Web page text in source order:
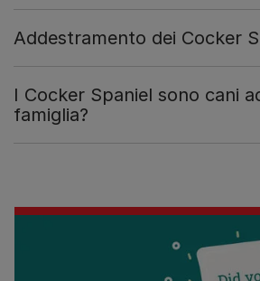
Addestramento dei Cocker
I Cocker Spaniel sono cani
famiglia?